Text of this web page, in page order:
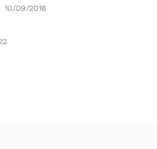
10/09/2018